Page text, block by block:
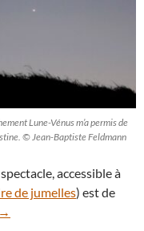
Lune-Vénus m’a permis de
© Jean-Baptiste Feldmann
accessible à
de jumelles) est de
Ne manquez pas le
→